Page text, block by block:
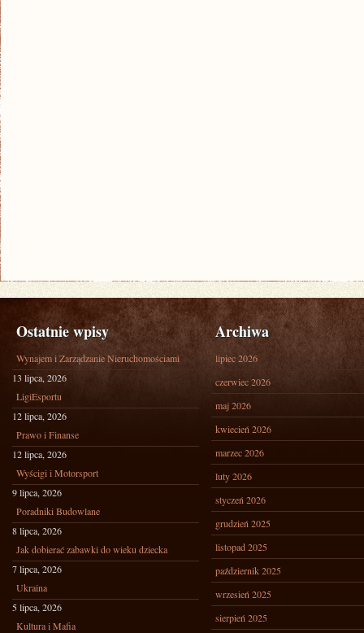
Ostatnie wpisy
Wynajem i Zarządzanie Nieruchomościami
13 lipca, 2026
LigiEsportu
12 lipca, 2026
Prawo i Finanse
12 lipca, 2026
Wyścigi i Motorsport
9 lipca, 2026
Poradniki Budowlane
8 lipca, 2026
Jak dobierać zabawki do wieku dziecka
7 lipca, 2026
Ukraina
5 lipca, 2026
Kultura i Mafia
Archiwa
lipiec 2026
czerwiec 2026
maj 2026
kwiecień 2026
marzec 2026
luty 2026
styczeń 2026
grudzień 2025
listopad 2025
październik 2025
wrzesień 2025
sierpień 2025